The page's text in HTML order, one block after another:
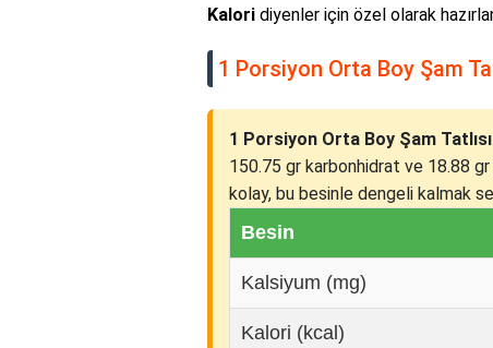
Kalori diyenler için özel olarak
1 Porsiyon Orta Boy Şam
1 Porsiyon Orta Boy Şam
150.75 gr karbonhidrat ve 18.88
kolay, bu besinle dengeli kalmak
Besin
Kalsiyum (mg)
Kalori (kcal)